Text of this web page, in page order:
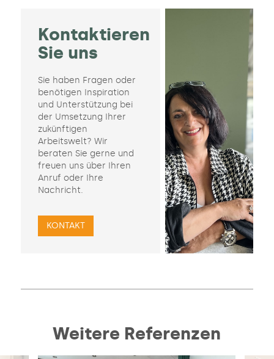
Kontaktieren
Sie uns​
Sie haben Fragen oder
benötigen Inspiration
und Unterstützung bei
der Umsetzung Ihrer
zukünftigen
Arbeitswelt? Wir
beraten Sie gerne und
freuen uns über Ihren
Anruf oder Ihre
Nachricht.
KONTAKT
Weitere Referenzen